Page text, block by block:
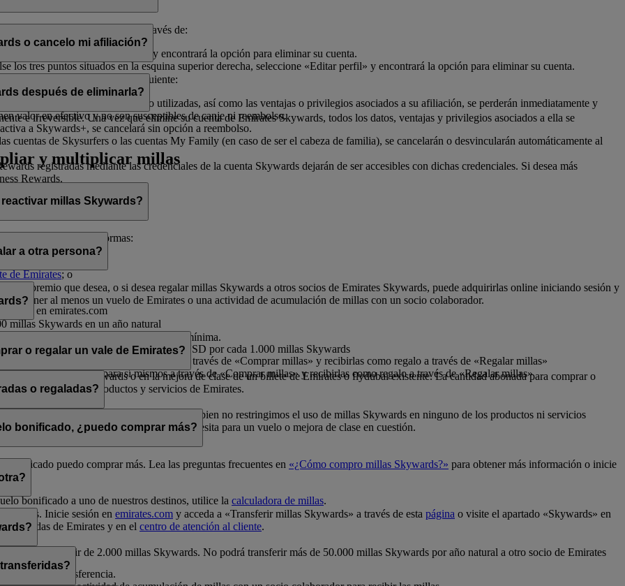
en cualquier momento a través de:
» y encontrará la opción para eliminar su cuenta.
los tres puntos situados en la esquina superior derecha, seleccione «Editar perfil» y encontrará la opción para eliminar su cuenta.
o cancelo mi afiliación?
afiliación, tenga en cuenta lo siguiente:
Skywards y recompensas no utilizadas, así como las ventajas o privilegios asociados a su afiliación, se perderán inmediatamente y
valor en efectivo y no son susceptibles de canje ni reembolso.
a Skywards+, se cancelará sin opción a reembolso.
cuentas de Skysurfers o las cuentas My Family (en caso de ser el cabeza de familia), se cancelarán o desvincularán automáticamente al
registradas mediante las credenciales de la cuenta Skywards dejarán de ser accesibles con dichas credenciales. Si desea más
Rewards.
después de eliminarla?
e irreversible. Una vez que elimine su cuenta de Emirates Skywards, todos los datos, ventajas y privilegios asociados a ella se
y multiplicar millas
millas Skywards?
de las siguientes formas:
de Emirates; o
sesión en emirates.com
a otra persona?
el premio que desea, o si desea regalar millas Skywards a otros socios de Emirates Skywards, puede adquirirlas online iniciando sesión y
tener al menos un vuelo de Emirates o una actividad de acumulación de millas con un socio colaborador.
millas Skywards en un año natural
por cada transacción, a un precio de 30 USD por cada 1.000 millas Skywards
de 1.000, siendo 2.000 la cantidad mínima.
millas en un año natural para sí mismos a través de «Comprar millas» y recibirlas como regalo a través de «Regalar millas»
en un año natural para sí mismos a través de «Comprar millas» y recibirlas como regalo a través de «Regalar millas»
o regalar un vale de Emirates?
en vuelos Classic Rewards o en la mejora de clase de un billete de Emirates o flydubai existente. La cantidad abonada para comprar o
para la compra de productos y servicios de Emirates.
o regaladas?
Classic Rewards y mejoras de clase. Si bien no restringimos el uso de millas Skywards en ninguno de los productos ni servicios
de millaspara comprobar cuántas millas necesita para un vuelo o mejora de clase en cuestión.
bonificado, ¿puedo comprar más?
puedo comprar más. Lea las preguntas frecuentes en «¿Cómo compro millas Skywards?» para obtener más información o inicie
bonificado a uno de nuestros destinos, utilice la calculadora de millas.
Inicie sesión en emirates.com y acceda a «Transferir millas Skywards» a través de esta página o visite el apartado «Skywards» en
tiendas de Emirates y en el centro de atención al cliente.
a realizar la transferencia.
siempre a partir de 2.000 millas Skywards. No podrá transferir más de 50.000 millas Skywards por año natural a otro socio de Emirates